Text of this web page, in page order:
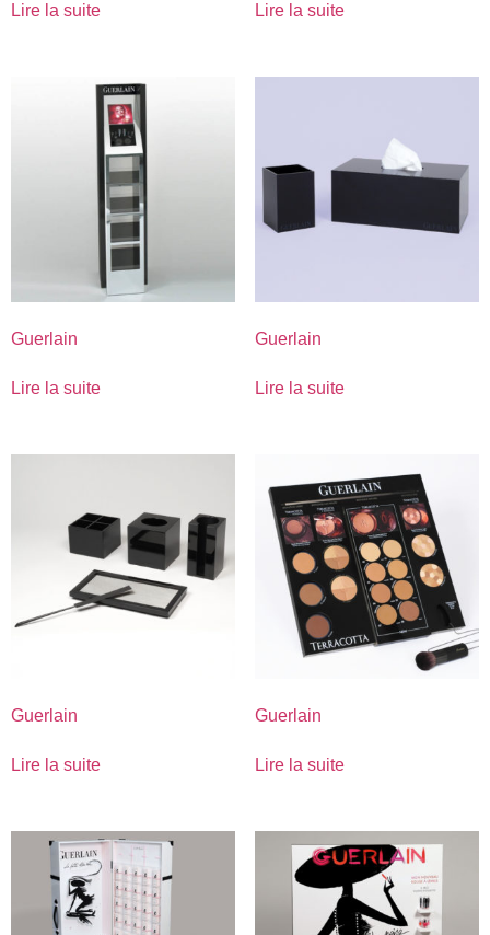
Lire la suite Lire la suite
Guerlain
Lire la suite
Guerlain
Lire la suite
Guerlain
Lire la suite
Guerlain
Lire la suite